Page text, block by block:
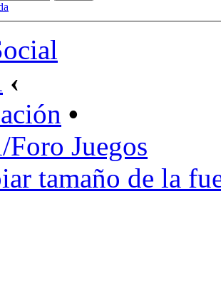
‹
•
Foro Juegos
tamaño de la